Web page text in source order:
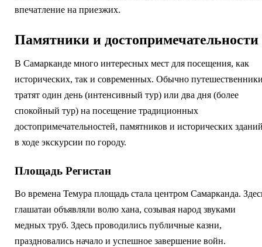
впечатление на приезжих.
Памятники и достопримечательности
В Самарканде много интересных мест для посещения, как
исторических, так и современных. Обычно
тратят один день (интенсивный тур) или два дня (более
спокойный тур) на посещение традиционных
достопримечательностей, памятников и исторических
в ходе экскурсии по городу.
Площадь Регистан
Во времена Темура площадь стала центром Самарканда.
глашатаи объявляли волю хана, созывая народ звуками
медных труб. Здесь проводились публичные казни,
праздновались начало и успешное завершение войн.